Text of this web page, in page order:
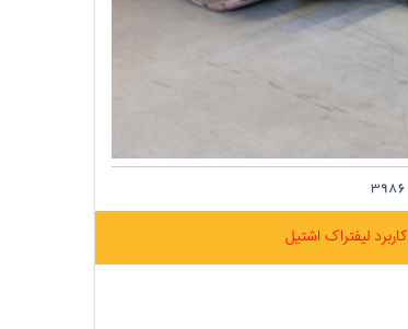
3986
کاربرد لیفتراک اشتیل